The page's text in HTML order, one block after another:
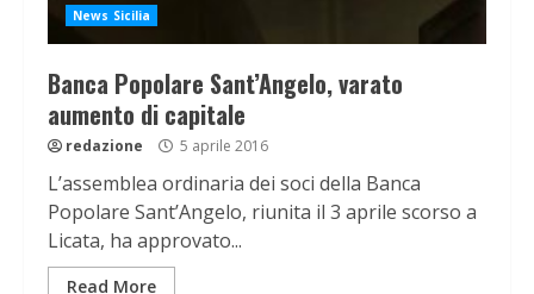
News Sicilia
Banca Popolare Sant’Angelo, varato
aumento di capitale
redazione 5 aprile 2016
L’assemblea ordinaria dei soci della Banca
Popolare Sant’Angelo, riunita il 3 aprile scorso a
Licata, ha approvato...
Read More